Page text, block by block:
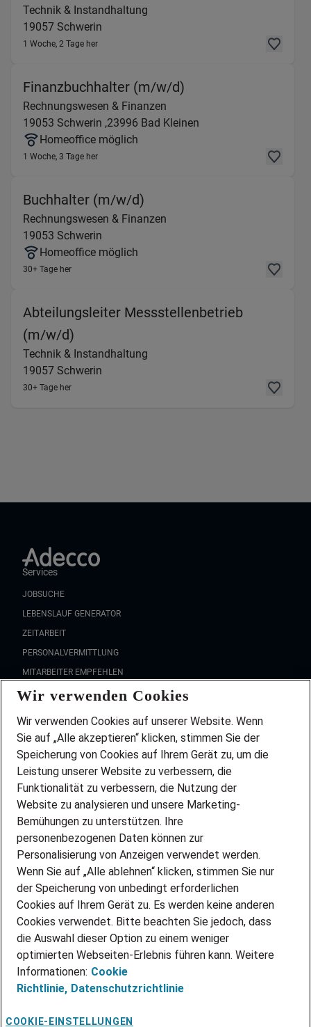
Technik & Instandhaltung
19057 Schwerin
1 Woche, 2 Tage her
Finanzbuchhalter (m/w/d)
Rechnungswesen & Finanzen
19053 Schwerin ,23996 Bad Kleinen
Homeoffice möglich
1 Woche, 3 Tage her
Buchhalter (m/w/d)
Rechnungswesen & Finanzen
19053 Schwerin
Homeoffice möglich
30+ Tage her
Abteilungsleiter Messstellenbetrieb
(m/w/d)
Technik & Instandhaltung
19057 Schwerin
30+ Tage her
Services
JOBSUCHE
LEBENSLAUF GENERATOR
ZEITARBEIT
PERSONALVERMITTLUNG
MITARBEITER EMPFEHLEN
FAQ
Wir stellen ein!
DEINE BERUFSGRUPPE
DEINE LEBENSSITUATION
PARTNERSHIP WITH AIRBUS
INITIATIV BEWERBEN
ÜBER UNS
STANDORTE
BLOG
PRESSE
KONTAKT
@Adecco 2026
IMPRESSUM
DATENSCHUTZ
NUTZUNGSBEDINGUNGEN
Wir verwenden Cookies
Wir verwenden Cookies auf unserer Website. Wenn
Sie auf „Alle akzeptieren“ klicken, stimmen Sie der
Speicherung von Cookies auf Ihrem Gerät zu, um die
Leistung unserer Website zu verbessern, die
Funktionalität zu verbessern, die Nutzung der
Website zu analysieren und unsere Marketing-
Bemühungen zu unterstützen. Ihre
personenbezogenen Daten können zur
Personalisierung von Anzeigen verwendet werden.
Wenn Sie auf „Alle ablehnen“ klicken, stimmen Sie nur
der Speicherung von unbedingt erforderlichen
Cookies auf Ihrem Gerät zu. Es werden keine anderen
Cookies verwendet. Bitte beachten Sie jedoch, dass
die Auswahl dieser Option zu einem weniger
optimierten Webseiten-Erlebnis führen kann. Weitere
Informationen: Cookie
Richtlinie, Datenschutzrichtlinie
COOKIE-EINSTELLUNGEN